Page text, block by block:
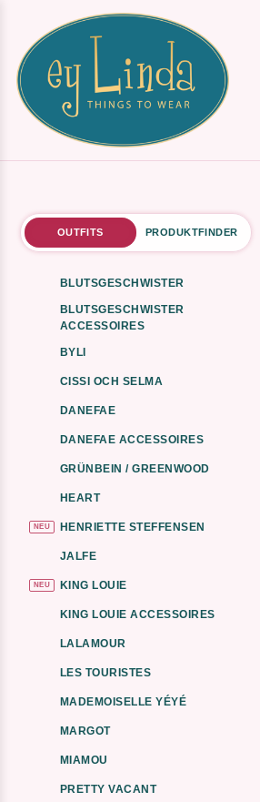
OUTFITS PRODUKTFINDER
BLUTSGESCHWISTER
BLUTSGESCHWISTER
ACCESSOIRES
BYLI
CISSI OCH SELMA
DANEFAE
DANEFAE ACCESSOIRES
GRÜNBEIN / GREENWOOD
HEART
NEU HENRIETTE STEFFENSEN
JALFE
NEU KING LOUIE
KING LOUIE ACCESSOIRES
LALAMOUR
LES TOURISTES
MADEMOISELLE YÉYÉ
MARGOT
MIAMOU
PRETTY VACANT